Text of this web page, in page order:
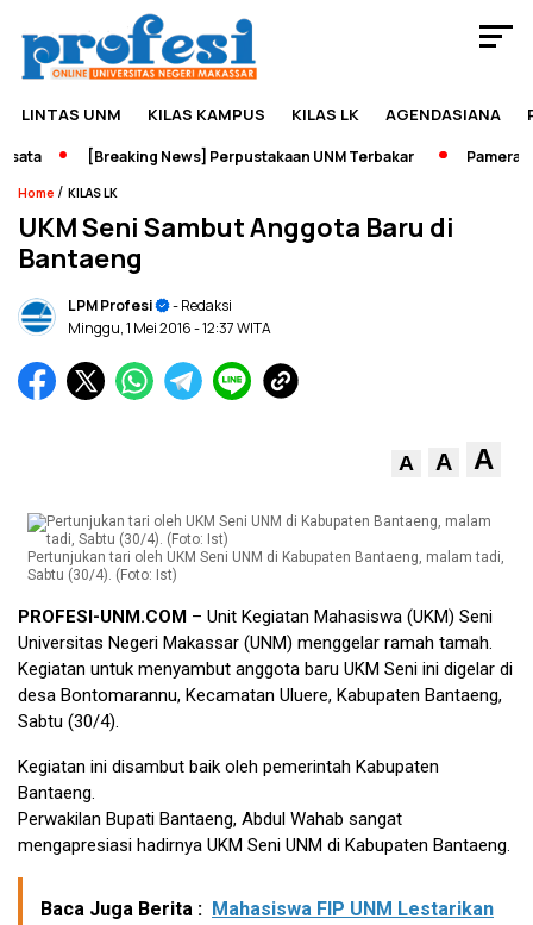
LINTAS UNM KILAS KAMPUS KILAS LK AGENDASIANA
[Breaking News] Perpustakaan UNM Terbakar Pameran
Home / KILAS LK
UKM Seni Sambut Anggota Baru di
Bantaeng
LPM Profesi
- Redaksi
Minggu, 1 Mei 2016- 12:37 WITA
A A A
Pertunjukan tari oleh UKM Seni UNM di Kabupaten Bantaeng, malam tadi,
Sabtu (30/4). (Foto: Ist)
PROFESI-UNM.COM – Unit Kegiatan Mahasiswa (UKM) Seni
Universitas Negeri Makassar (UNM) menggelar ramah tamah.
Kegiatan untuk menyambut anggota baru UKM Seni ini digelar di
desa Bontomarannu, Kecamatan Uluere, Kabupaten Bantaeng,
Sabtu (30/4).
Kegiatan ini disambut baik oleh pemerintah Kabupaten
Bantaeng.
Perwakilan Bupati Bantaeng, Abdul Wahab sangat
mengapresiasi hadirnya UKM Seni UNM di Kabupaten Bantaeng.
Baca Juga Berita : Mahasiswa FIP UNM Lestarikan